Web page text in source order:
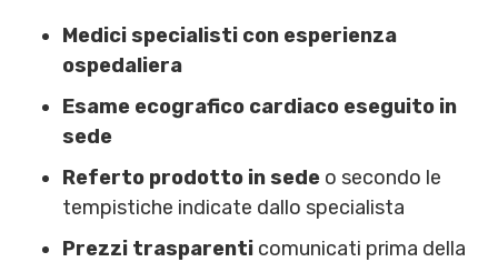
Medici specialisti con esperienza
ospedaliera
Esame ecografico cardiaco eseguito in
sede
Referto prodotto in sede o secondo le
tempistiche indicate dallo specialista
Prezzi trasparenti comunicati prima della